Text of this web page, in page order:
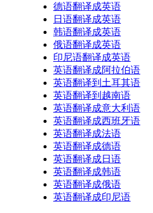
德语翻译成英语
日语翻译成英语
韩语翻译成英语
俄语翻译成英语
印尼语翻译成英语
英语翻译成阿拉伯语
英语翻译到土耳其语
英语翻译到越南语
英语翻译成意大利语
英语翻译成西班牙语
英语翻译成法语
英语翻译成德语
英语翻译成日语
英语翻译成韩语
英语翻译成俄语
英语翻译成印尼语